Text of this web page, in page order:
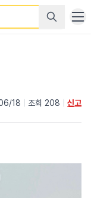
18 조회 208 신고